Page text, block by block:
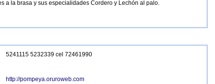
a la brasa y sus especialidades Cordero y Lechón al palo.
5241115 5232339 cel 72461990
http://pompeya.oruroweb.com